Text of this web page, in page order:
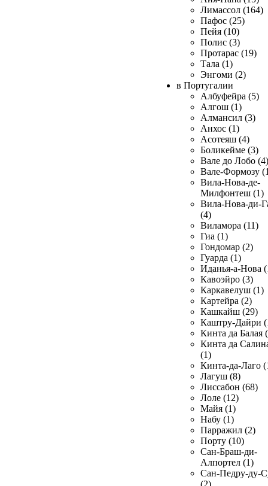
Лимассол (164)
Пафос (25)
Пейя (10)
Полис (3)
Протарас (19)
Тала (1)
Энгоми (2)
в Португалии
Албуфейра (5)
Алгош (1)
Алмансил (3)
Анхос (1)
Асотеяш (4)
Боликейме (3)
Вале до Лобо (4)
Вале-Формозу
Вила-Нова-де-
Милфонтеш (1)
Вила-Нова-ди-
(4)
Виламора (11)
Гиа (1)
Гондомар (2)
Гуарда (1)
Иданья-а-Нова
Кавоэйро (3)
Каркавелуш (1)
Картейра (2)
Кашкайш (29)
Каштру-Дайри
Кинта да Балая
Кинта да
(1)
Кинта-да-Лаго
Лагуш (8)
Лиссабон (68)
Лоле (12)
Майя (1)
Набу (1)
Парражил (2)
Порту (10)
Сан-Браш-ди-
Алпортел (1)
Сан-Педру-ду-
(2)